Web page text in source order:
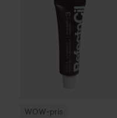
WOW-pris